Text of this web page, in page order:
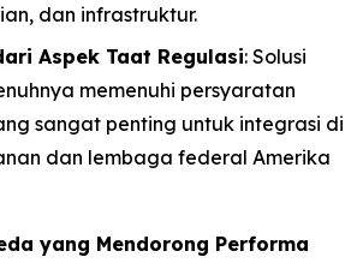
dan infrastruktur.
Aspek Taat Regulasi: Solusi
memenuhi persyaratan
sangat penting untuk integrasi di
dan lembaga federal Amerika
yang Mendorong Performa